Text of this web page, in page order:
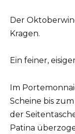
Der
Kragen.
Ein feiner,
Im
Scheine bis
der
Patina